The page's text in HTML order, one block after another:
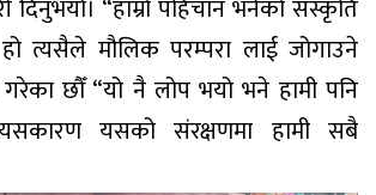
दिनुभयो। “हाम्रो पहिचान भनेको संस्कृति
त्यसैले मौलिक परम्परा लाई जोगाउने
छौँ “यो नै लोप भयो भने हामी पनि
यसको संरक्षणमा हामी सबै